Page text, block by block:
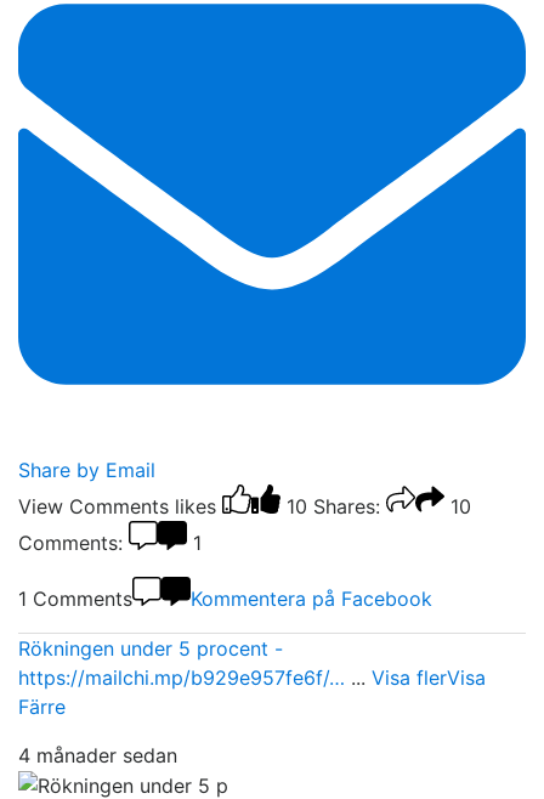
Share by Email
View Comments likes 10 Shares:
10
Comments:
1
1 Comments Kommentera på Facebook
Rökningen under 5 procent -
https://mailchi.mp/b929e957fe6f/… ... Visa flerVisa
Färre
4 månader sedan